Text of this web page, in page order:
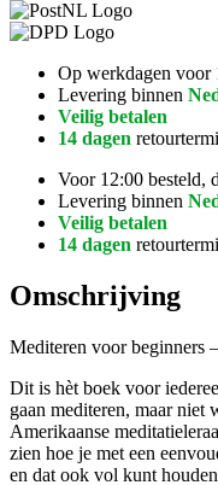
Op werkdagen voor
Levering binnen
Veilig betalen
14 dagen
Voor 12:00 besteld,
Levering binnen
Veilig betalen
14 dagen
Omschrijving
Mediteren voor beginners
Dit is hèt boek voor
gaan mediteren, maar niet
Amerikaanse
zien hoe je met een
en dat ook vol kunt